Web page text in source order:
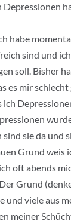
)
Depressionen
habe
sind und
soll. Bisher
es mir
ich
sie da und
Grund weis
oft abends
Grund
und viele aus
meiner